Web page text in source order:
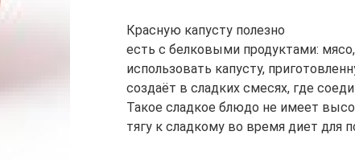
Красную капусту полезно
есть с белковыми продуктами:
использовать капусту,
создаёт в сладких смесях, где
Такое сладкое блюдо не имеет
тягу к сладкому во время диет для